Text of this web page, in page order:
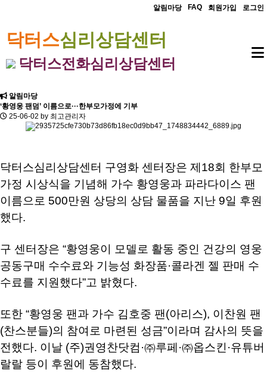
알림마당 FAQ 회원가입 로그인
닥터스심리상담센터
닥터스전화심리상담센터
알림마당
‘황영웅 팬덤’ 이름으로···한부모가정에 기부
25-06-02 by 최고관리자
닥터스심리상담센터 구영화 센터장은 제18회 한부모
가정 시상식을 기념해 가수 황영웅과 파라다이스 팬
이름으로 500만원 상당의 상담 물품을 지난 9일 후원
했다.
구 센터장은 “황영웅이 모델로 활동 중인 건강의 영웅
공동구매 수수료와 기능성 화장품·콜라겐 젤 판매 수
수료를 지원했다”고 밝혔다.
또한 “황영웅 팬과 가수 김호중 팬(아리스), 이찬원 팬
(찬스분들)의 참여로 마련된 성금”이라며 감사의 뜻을
전했다. 이날 (주)권영찬닷컴·㈜루페·㈜옵스킨·유튜버
랄랄 등이 후원에 동참했다.